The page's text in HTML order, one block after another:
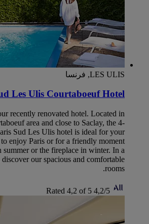
LES ULIS, فرنسا
Les Ulis Courtaboeuf Hotel
recently renovated hotel. Located in
area and close to Saclay, the 4-
Sud Les Ulis hotel is ideal for your
to enjoy Paris or for a friendly moment
summer or the fireplace in winter. In a
our spacious and comfortable
rooms.
4,2/5
Rated 4,2 of 5